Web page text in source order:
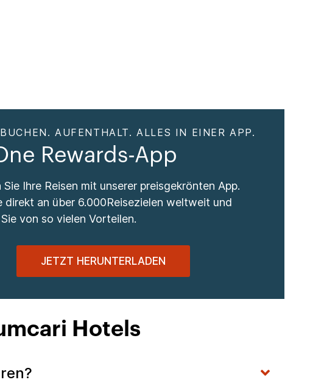
AUFENTHALT. ALLES IN EINER APP.
Rewards-App
Sie Ihre Reisen mit unserer preisgekrönten App.
direkt an über 6.000Reisezielen weltweit und
von so vielen Vorteilen.
JETZT HERUNTERLADEN
Hotels